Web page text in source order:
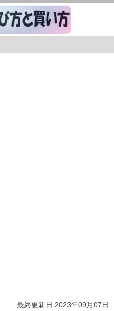
最終更新日 2023年09月07日